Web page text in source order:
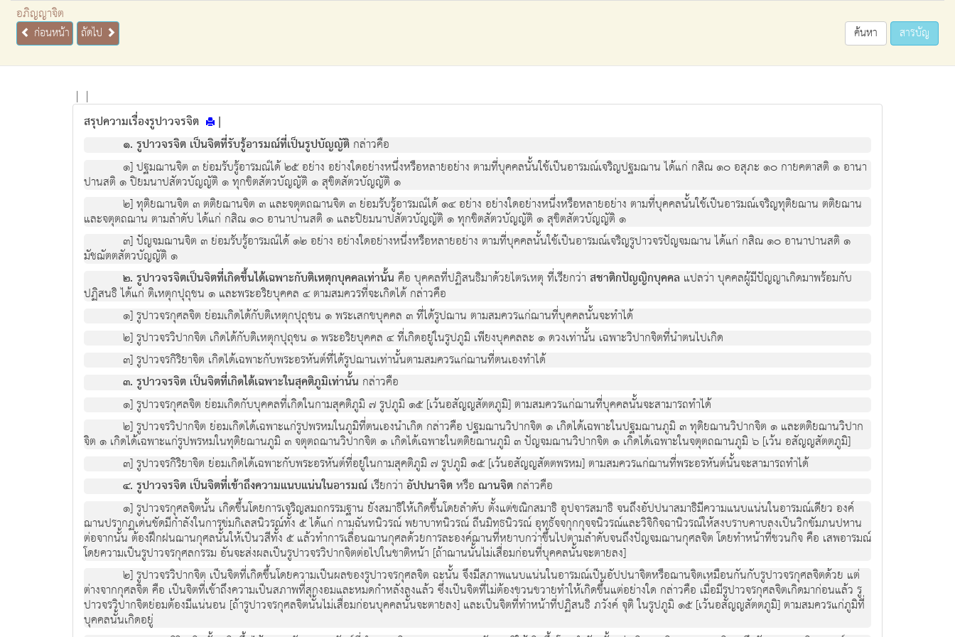
อภิญญาจิต
ก่อนหน้า ถัดไป ค้นหา สารบัญ
| |
สรุปความเรื่องรูปาวจรจิต
|
๑. รูปาวจรจิต เป็นจิตที่รับรู้อารมณ์ที่เป็นรูปบัญญัติ กล่าวคือ
๑] ปฐมฌานจิต ๓ ย่อมรับรู้อารมณ์ได้ ๒๕ อย่าง อย่างใดอย่างหนึ่งหรือหลายอย่าง ตามที่บุคคลนั้นใช้เป็นอารมณ์เจริญปฐมฌาน ได้แก่ กสิณ ๑๐ อสุภะ ๑๐ กายคตาสติ ๑ อานา
ปานสติ ๑ ปิยมนาปสัตวบัญญัติ ๑ ทุกขิตสัตวบัญญัติ ๑ สุขิตสัตวบัญญัติ ๑
๒] ทุติยฌานจิต ๓ ตติยฌานจิต ๓ และจตุตถฌานจิต ๓ ย่อมรับรู้อารมณ์ได้ ๑๔ อย่าง อย่างใดอย่างหนึ่งหรือหลายอย่าง ตามที่บุคคลนั้นใช้เป็นอารมณ์เจริญทุติยฌาน ตติยฌาน
และจตุตถฌาน ตามลำดับ ได้แก่ กสิณ ๑๐ อานาปานสติ ๑ และปิยมนาปสัตวบัญญัติ ๑ ทุกขิตสัตวบัญญัติ ๑ สุขิตสัตวบัญญัติ ๑
๓] ปัญจมฌานจิต ๓ ย่อมรับรู้อารมณ์ได้ ๑๒ อย่าง อย่างใดอย่างหนึ่งหรือหลายอย่าง ตามที่บุคคลนั้นใช้เป็นอารมณ์เจริญรูปาวจรปัญจมฌาน ได้แก่ กสิณ ๑๐ อานาปานสติ ๑
มัชฌัตตสัตวบัญญัติ ๑
๒. รูปาวจรจิตเป็นจิตที่เกิดขึ้นได้เฉพาะกับติเหตุกบุคคลเท่านั้น คือ บุคคลที่ปฏิสนธิมาด้วยไตรเหตุ ที่เรียกว่าสชาติกปัญญิกบุคคล แปลว่า บุคคลผู้มีปัญญาเกิดมาพร้อมกับ
ปฏิสนธิ ได้แก่ ติเหตุกปุถุชน ๑ และพระอริยบุคคล ๔ ตามสมควรที่จะเกิดได้ กล่าวคือ
๑] รูปาวจรกุศลจิต ย่อมเกิดได้กับติเหตุกปุถุชน ๑ พระเสกขบุคคล ๓ ที่ได้รูปฌาน ตามสมควรแก่ฌานที่บุคคลนั้นจะทำได้
๒] รูปาวจรวิปากจิต เกิดได้กับติเหตุกปุถุชน ๑ พระอริยบุคคล ๔ ที่เกิดอยู่ในรูปภูมิ เพียงบุคคลละ ๑ ดวงเท่านั้น เฉพาะวิปากจิตที่นำตนไปเกิด
๓] รูปาวจรกิริยาจิต เกิดได้เฉพาะกับพระอรหันต์ที่ได้รูปฌานเท่านั้นตามสมควรแก่ฌานที่ตนเองทำได้
๓. รูปาวจรจิต เป็นจิตที่เกิดได้เฉพาะในสุคติภูมิเท่านั้น กล่าวคือ
๑] รูปาวจรกุศลจิต ย่อมเกิดกับบุคคลที่เกิดในกามสุคติภูมิ ๗ รูปภูมิ ๑๕ [เว้นอสัญญสัตตภูมิ] ตามสมควรแก่ฌานที่บุคคลนั้นจะสามารถทำได้
๒] รูปาวจรวิปากจิต ย่อมเกิดได้เฉพาะแก่รูปพรหมในภูมิที่ตนเองนำเกิด กล่าวคือ ปฐมฌานวิปากจิต ๑ เกิดได้เฉพาะในปฐมฌานภูมิ ๓ ทุติยฌานวิปากจิต ๑ และตติยฌานวิปาก
จิต ๑ เกิดได้เฉพาะแก่รูปพรหมในทุติยฌานภูมิ ๓ จตุตถฌานวิปากจิต ๑ เกิดได้เฉพาะในตติยฌานภูมิ ๓ ปัญจมฌานวิปากจิต ๑ เกิดได้เฉพาะในจตุตถฌานภูมิ ๖ [เว้น อสัญญสัตตภูมิ]
๓] รูปาวจรกิริยาจิต ย่อมเกิดได้เฉพาะกับพระอรหันต์ที่อยู่ในกามสุคติภูมิ ๗ รูปภูมิ ๑๕ [เว้นอสัญญสัตตพรหม] ตามสมควรแก่ฌานที่พระอรหันต์นั้นจะสามารถทำได้
๔. รูปาวจรจิต เป็นจิตที่เข้าถึงความแนบแน่นในอารมณ์ เรียกว่าอัปปนาจิตหรือฌานจิต กล่าวคือ
๑] รูปาวจรกุศลจิตนั้น เกิดขึ้นโดยการเจริญสมถกรรมฐาน ยังสมาธิให้เกิดขึ้นโดยลำดับ ตั้งแต่ขณิกสมาธิ อุปจารสมาธิ จนถึงอัปปนาสมาธิมีความแนบแน่นในอารมณ์เดียว องค์
ฌานปรากฏเด่นชัดมีกำลังในการข่มกิเลสนิวรณ์ทั้ง ๕ ได้แก่ กามฉันทนิวรณ์ พยาบาทนิวรณ์ ถีนมิทธนิวรณ์ อุทธัจจกุกกุจจนิวรณ์และวิจิกิจฉานิวรณ์ให้สงบราบคาบลงเป็นวิกขัมภนปหาน
ต่อจากนั้น ต้องฝึกฝนฌานกุศลนั้นให้เป็นวสีทั้ง ๕ แล้วทำการเลื่อนฌานกุศลด้วยการละองค์ฌานที่หยาบกว่าขึ้นไปตามลำดับจนถึงปัญจมฌานกุศลจิต โดยทำหน้าที่ชวนกิจ คือ เสพอารมณ์
โดยความเป็นรูปาวจรกุศลกรรม อันจะส่งผลเป็นรูปาวจรวิปากจิตต่อไปในชาติหน้า [ถ้าฌานนั้นไม่เสื่อมก่อนที่บุคคลนั้นจะตายลง]
๒] รูปาวจรวิปากจิต เป็นจิตที่เกิดขึ้นโดยความเป็นผลของรูปาวจรกุศลจิต ฉะนั้น จึงมีสภาพแนบแน่นในอารมณ์เป็นอัปปนาจิตหรือฌานจิตเหมือนกันกับรูปาวจรกุศลจิตด้วย แต่
ต่างจากกุศลจิต คือ เป็นจิตที่เข้าถึงความเป็นสภาพที่สุกงอมและหมดกำหลังลงแล้ว ซึ่งเป็นจิตที่ไม่ต้องขวนขวายทำให้เกิดขึ้นแต่อย่างใด กล่าวคือ เมื่อมีรูปาวจรกุศลจิตเกิดมาก่อนแล้ว รู
ปาวจรวิปากจิตย่อมต้องมีแน่นอน [ถ้ารูปาวจรกุศลจิตนั้นไม่เสื่อมก่อนบุคคลนั้นจะตายลง] และเป็นจิตที่ทำหน้าที่ปฏิสนธิ ภวังค์ จุติ ในรูปภูมิ ๑๕ [เว้นอสัญญสัตตภูมิ] ตามสมควรแก่ภูมิที่
บุคคลนั้นเกิดอยู่